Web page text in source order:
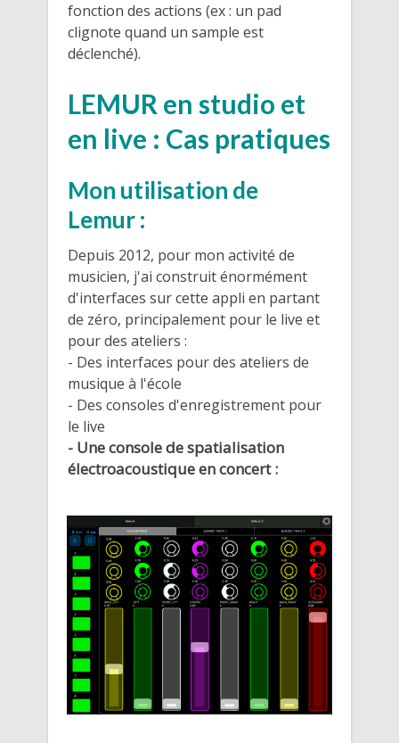
fonction des actions (ex : un pad
clignote quand un sample est
déclenché).
LEMUR en studio et
en live : Cas pratiques
Mon utilisation de
Lemur :
Depuis 2012, pour mon activité de
musicien, j'ai construit énormément
d'interfaces sur cette appli en partant
de zéro, principalement pour le live et
pour des ateliers :
- Des interfaces pour des ateliers de
musique à l'école
- Des consoles d'enregistrement pour
le live
- Une console de spatialisation
électroacoustique en concert :